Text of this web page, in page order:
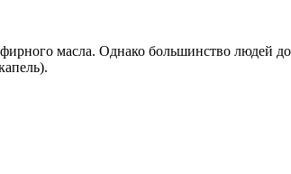
масла. Однако большинство людей